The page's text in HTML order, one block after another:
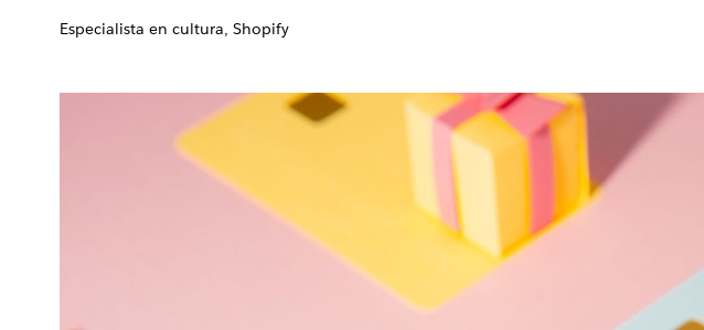
Especialista en cultura, Shopify